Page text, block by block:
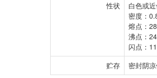
性状
白色或
密度：
熔点：
沸点：
闪点：
贮存
密封阴